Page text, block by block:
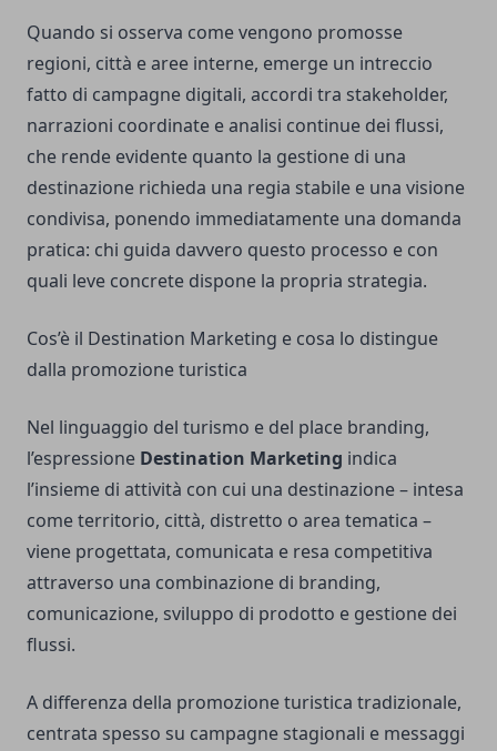
Quando si osserva come vengono promosse
regioni, città e aree interne, emerge un intreccio
fatto di campagne digitali, accordi tra stakeholder,
narrazioni coordinate e analisi continue dei flussi,
che rende evidente quanto la gestione di una
destinazione richieda una regia stabile e una visione
condivisa, ponendo immediatamente una domanda
pratica: chi guida davvero questo processo e con
quali leve concrete dispone la propria strategia.
Cos’è il Destination Marketing e cosa lo distingue
dalla promozione turistica
Nel linguaggio del turismo e del place branding,
l’espressione Destination Marketing indica
l’insieme di attività con cui una destinazione – intesa
come territorio, città, distretto o area tematica –
viene progettata, comunicata e resa competitiva
attraverso una combinazione di branding,
comunicazione, sviluppo di prodotto e gestione dei
flussi.
A differenza della promozione turistica tradizionale,
centrata spesso su campagne stagionali e messaggi